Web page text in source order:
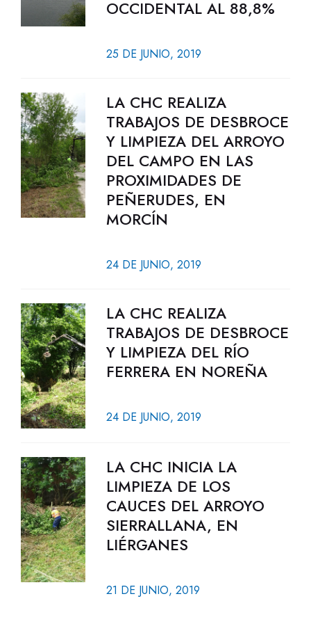
OCCIDENTAL AL 88,8%
25 DE JUNIO, 2019
LA CHC REALIZA
TRABAJOS DE DESBROCE
Y LIMPIEZA DEL ARROYO
DEL CAMPO EN LAS
PROXIMIDADES DE
PEÑERUDES, EN
MORCÍN
24 DE JUNIO, 2019
LA CHC REALIZA
TRABAJOS DE DESBROCE
Y LIMPIEZA DEL RÍO
FERRERA EN NOREÑA
24 DE JUNIO, 2019
LA CHC INICIA LA
LIMPIEZA DE LOS
CAUCES DEL ARROYO
SIERRALLANA, EN
LIÉRGANES
21 DE JUNIO, 2019